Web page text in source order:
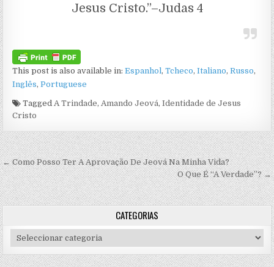
Jesus Cristo.”–Judas 4
This post is also available in:Espanhol Tcheco Italiano Russo
Inglês Portuguese
Tagged A Trindade, Amando Jeová,Identidade de Jesus
Cristo
Navegação de artigos
← Como Posso Ter A Aprovação De Jeová Na Minha Vida?
O Que É “A Verdade”? →
CATEGORIAS
Categorias